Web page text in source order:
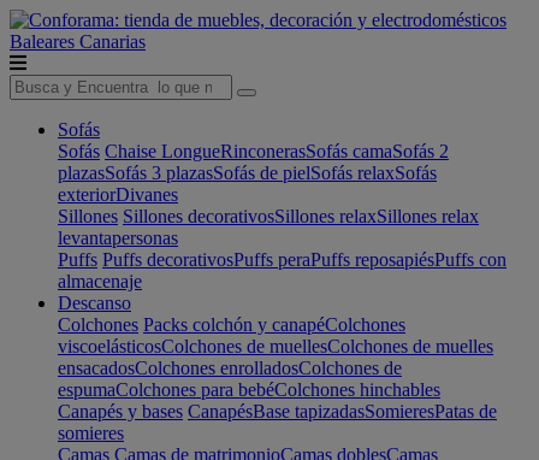
Baleares Canarias
Sofás
Sofás Chaise LongueRinconerasSofás camaSofás 2
plazasSofás 3 plazasSofás de pielSofás relaxSofás
exteriorDivanes
Sillones Sillones decorativosSillones relaxSillones relax
levantapersonas
Puffs Puffs decorativosPuffs peraPuffs reposapiésPuffs con
almacenaje
Descanso
Colchones Packs colchón y canapéColchones
viscoelásticosColchones de muellesColchones de muelles
ensacadosColchones enrolladosColchones de
espumaColchones para bebéColchones hinchables
Canapés y bases CanapésBase tapizadasSomieresPatas de
somieres
Camas Camas de matrimonioCamas doblesCamas